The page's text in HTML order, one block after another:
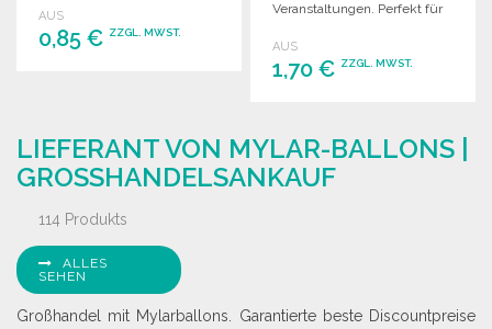
AUS
0,85 € ZZGL. MWST.
Veranstaltungen. Perfekt für
AUS
1,70 € ZZGL. MWST.
Angebot anfordern
LIEFERANT VON MYLAR-BALLONS |
GROSSHANDELSANKAUF
114 Produkts
ALLES
SEHEN
Großhandel mit Mylarballons. Garantierte beste Discountpreise